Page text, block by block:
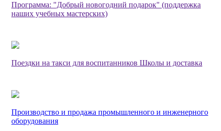
Программа: "Добрый новогодний подарок" (поддержка
наших учебных мастерских)
Поездки на такси для воспитанников Школы и доставка
Производство и продажа промышленного и инженерного
оборудования